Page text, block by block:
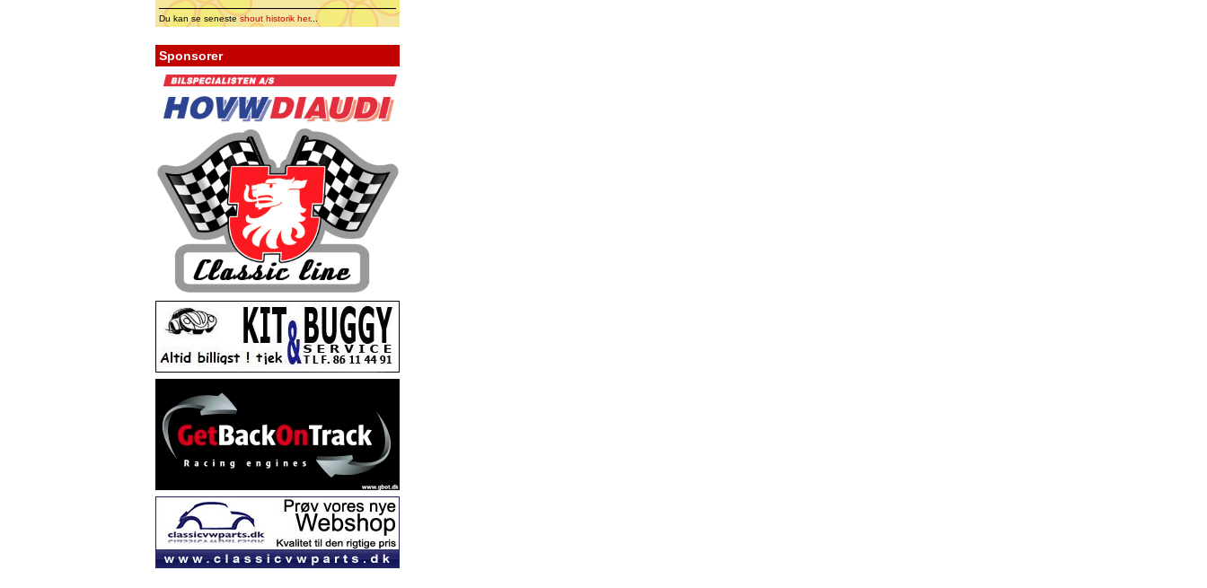
Du kan se senesteshout historik her...
Sponsorer